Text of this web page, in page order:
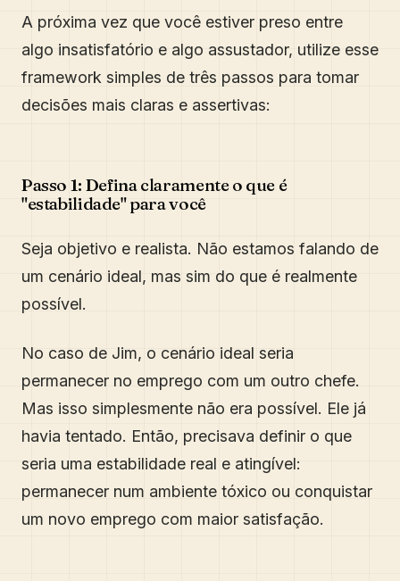
A próxima vez que você estiver preso entre
algo insatisfatório e algo assustador, utilize esse
framework simples de três passos para tomar
decisões mais claras e assertivas:
Passo 1: Defina claramente o que é
"estabilidade" para você
Seja objetivo e realista. Não estamos falando de
um cenário ideal, mas sim do que é realmente
possível.
No caso de Jim, o cenário ideal seria
permanecer no emprego com um outro chefe.
Mas isso simplesmente não era possível. Ele já
havia tentado. Então, precisava definir o que
seria uma estabilidade real e atingível:
permanecer num ambiente tóxico ou conquistar
um novo emprego com maior satisfação.